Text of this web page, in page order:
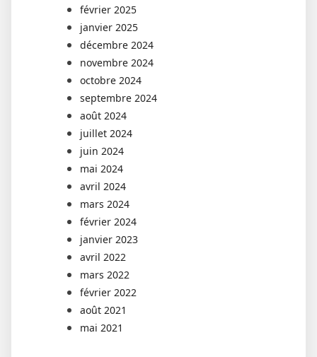
février 2025
janvier 2025
décembre 2024
novembre 2024
octobre 2024
septembre 2024
août 2024
juillet 2024
juin 2024
mai 2024
avril 2024
mars 2024
février 2024
janvier 2023
avril 2022
mars 2022
février 2022
août 2021
mai 2021